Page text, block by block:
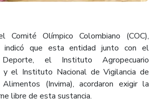
Comité Olímpico Colombiano (COC),
indicó que esta entidad junto con el
el Instituto Agropecuario
y el Instituto Nacional de Vigilancia de
(Invima), acordaron exigir la
libre de esta sustancia.